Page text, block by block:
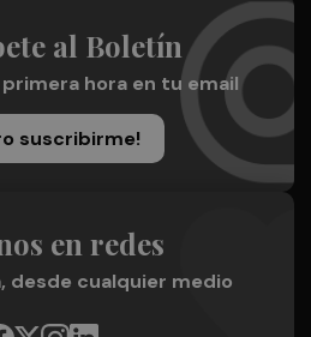
al Boletín
hora en tu email
suscribirme!
en redes
desde cualquier medio